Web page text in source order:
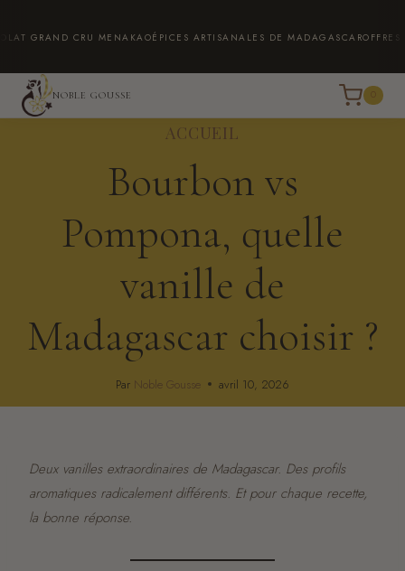
au
CRU MENAKAOÉPICES ARTISANALES DE MADAGASCAROFFRES SUR
NOBLE GOUSSE
ACCUEIL
Bourbon vs
Pompona, quelle
vanille de
Madagascar choisir ?
Par Noble Gousse avril 10, 2026
Deux vanilles extraordinaires de Madagascar. Des profils
aromatiques radicalement différents. Et pour chaque recette,
la bonne réponse.